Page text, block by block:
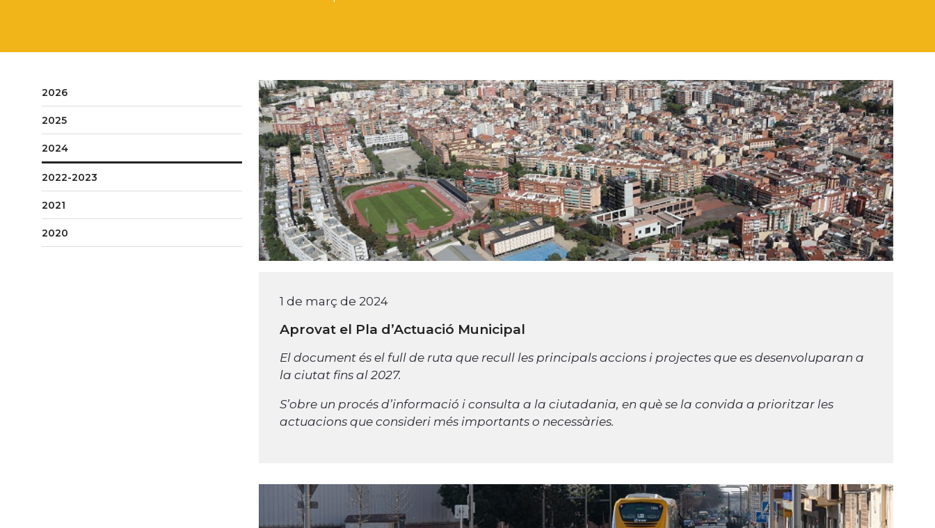
2026
2025
2024
2022-2023
2021
2020
1 de març de 2024
Aprovat el Pla d’Actuació Municipal
El document és el full de ruta que recull les principals accions i projectes que es desenvoluparan a
la ciutat fins al 2027.
S’obre un procés d’informació i consulta a la ciutadania, en què se la convida a prioritzar les
actuacions que consideri més importants o necessàries.